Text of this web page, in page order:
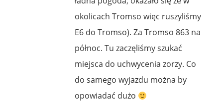
okolicach Tromso więc ruszyliśmy
E6 do Tromso). Za Tromso 863 na
północ. Tu zaczęliśmy szukać
miejsca do uchwycenia zorzy. Co
do samego wyjazdu można by
opowiadać dużo